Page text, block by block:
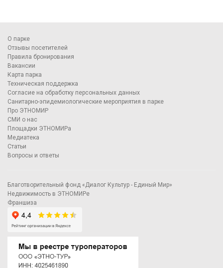
О парке
Отзывы посетителей
Правила бронирования
Вакансии
Карта парка
Техническая поддержка
Согласие на обработку персональных данных
Санитарно-эпидемиологические мероприятия в парке
Про ЭТНОМИР
СМИ о нас
Площадки ЭТНОМИРа
Медиатека
Статьи
Вопросы и ответы
Благотворительный фонд «Диалог Культур - Единый Мир»
Недвижимость в ЭТНОМИРе
Франшиза